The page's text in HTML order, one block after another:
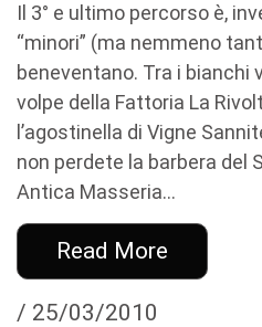
Il 3° e ultimo percorso è,
“minori” (ma nemmeno
beneventano. Tra i bianchi
volpe della Fattoria La
l’agostinella di Vigne
non perdete la barbera del
Antica Masseria...
Read More
/ 25/03/2010